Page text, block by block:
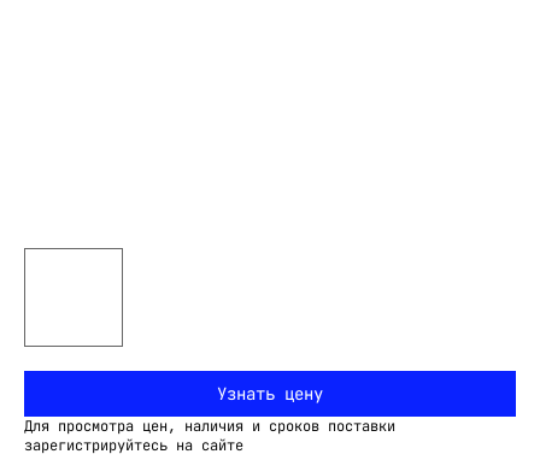
Узнать цену
Для просмотра цен, наличия и сроков поставки
зарегистрируйтесь на сайте